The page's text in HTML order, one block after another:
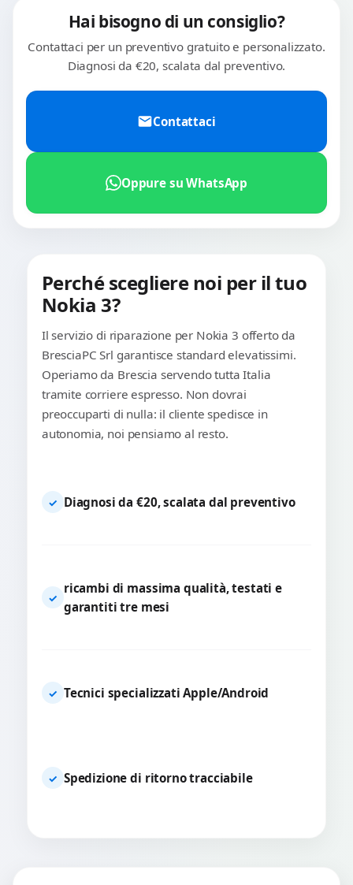
Hai bisogno di un consiglio?
Contattaci per un preventivo gratuito e personalizzato.
Diagnosi da €20, scalata dal preventivo.
Contattaci
Oppure su WhatsApp
Perché scegliere noi per il tuo
Nokia 3?
Il servizio di riparazione per Nokia 3 offerto da
BresciaPC Srl garantisce standard elevatissimi.
Operiamo da Brescia servendo tutta Italia
tramite corriere espresso. Non dovrai
preoccuparti di nulla: il cliente spedisce in
autonomia, noi pensiamo al resto.
✓ Diagnosi da €20, scalata dal preventivo
✓
ricambi di massima qualità, testati e
garantiti tre mesi
✓ Tecnici specializzati Apple/Android
✓ Spedizione di ritorno tracciabile